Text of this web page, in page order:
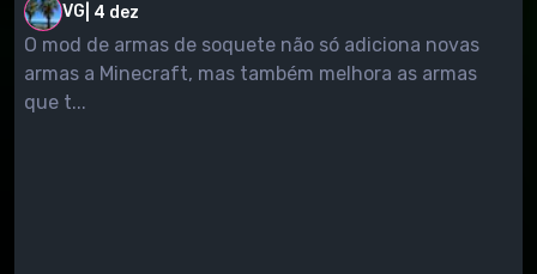
VG 4 dez
O mod de armas de soquete não só adiciona novas
armas a Minecraft, mas também melhora as armas
que t...